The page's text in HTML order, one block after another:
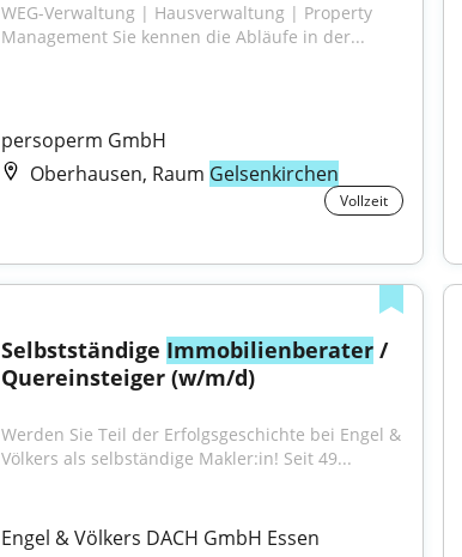
WEG-Verwaltung | Hausverwaltung | Property
Management Sie kennen die Abläufe in der...
persoperm GmbH
Oberhausen, Raum Gelsenkirchen
Vollzeit
Selbstständige Immobilienberater /
Quereinsteiger (w/m/d)
Werden Sie Teil der Erfolgsgeschichte bei Engel &
Völkers als selbständige Makler:in! Seit 49...
Engel & Völkers DACH GmbH Essen